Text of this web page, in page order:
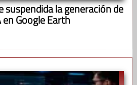
suspendida la generación de
Google Earth